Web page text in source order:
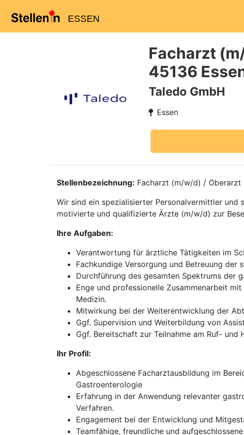
ESSEN
Facharzt
45136
Taledo GmbH
Essen
Stellenbezeichnung: Facharzt (m/w/d) /
Wir sind ein spezialisierter Personalvermittler und
motivierte und qualifizierte Ärzte (m/w/d) zur
Ihre Aufgaben:
Verantwortung für ärztliche Tätigkeiten im
Fachkundige Versorgung und Betreuung der
Durchführung des gesamten Spektrums der
Enge und professionelle Zusammenarbeit
Medizin.
Mitwirkung bei der Weiterentwicklung der
Ggf. Supervision und Weiterbildung von
Ggf. Bereitschaft zur Teilnahme am Ruf- und
Ihr Profil:
Abgeschlossene Facharztausbildung im
Gastroenterologie
Erfahrung in der Anwendung relevanter
Verfahren.
Engagement bei der Entwicklung und
Teamfähige, freundliche und